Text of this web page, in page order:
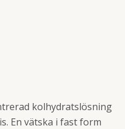
kolhydratslösning
En vätska i fast form